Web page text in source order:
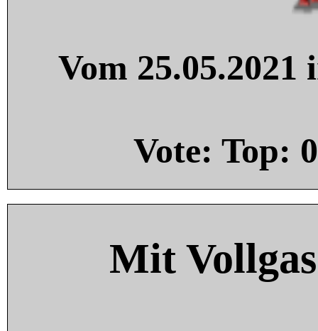
Vom
Vote: Top: 0
Mit